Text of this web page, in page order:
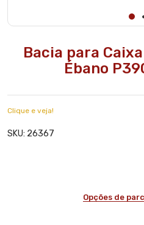
Bacia para
Ébano
Clique e veja!
SKU: 26367
Opções de